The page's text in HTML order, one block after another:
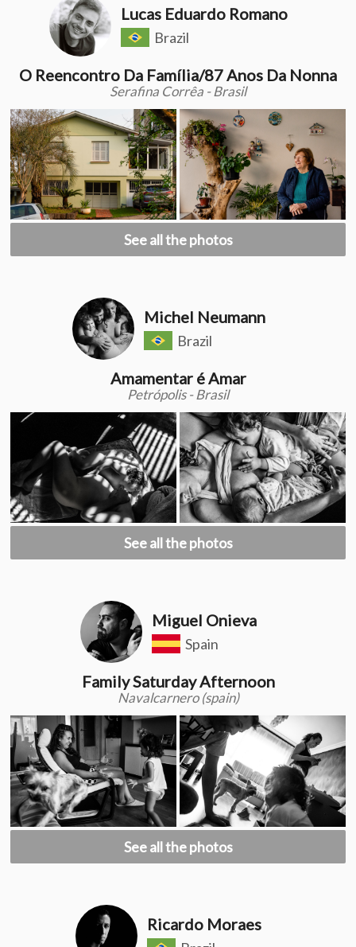
Lucas Eduardo Romano
Brazil
O Reencontro Da Família/87 Anos Da Nonna
Serafina Corrêa - Brasil
See all the photos
Michel Neumann
Brazil
Amamentar é Amar
Petrópolis - Brasil
See all the photos
Miguel Onieva
Spain
Family Saturday Afternoon
Navalcarnero (spain)
See all the photos
Ricardo Moraes